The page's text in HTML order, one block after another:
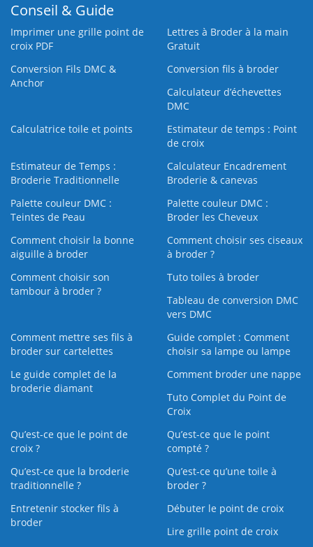
Conseil & Guide
Imprimer une grille point de
croix PDF
Lettres à Broder à la main
Gratuit
Conversion Fils DMC &
Anchor
Conversion fils à broder
Calculateur d’échevettes
DMC
Calculatrice toile et points
Estimateur de temps : Point
de croix
Estimateur de Temps :
Broderie Traditionnelle
Calculateur Encadrement
Broderie & canevas
Palette couleur DMC :
Teintes de Peau
Palette couleur DMC :
Broder les Cheveux
Comment choisir la bonne
aiguille à broder
Comment choisir ses ciseaux
à broder ?
Comment choisir son
tambour à broder ?
Tuto toiles à broder
Tableau de conversion DMC
vers DMC
Comment mettre ses fils à
broder sur cartelettes
Guide complet : Comment
choisir sa lampe ou lampe
Le guide complet de la
broderie diamant
Comment broder une nappe
Tuto Complet du Point de
Croix
Qu’est-ce que le point de
croix ?
Qu’est-ce que le point
compté ?
Qu’est-ce que la broderie
traditionnelle ?
Qu’est‑ce qu’une toile à
broder ?
Entretenir stocker fils à
broder
Débuter le point de croix
Lire grille point de croix